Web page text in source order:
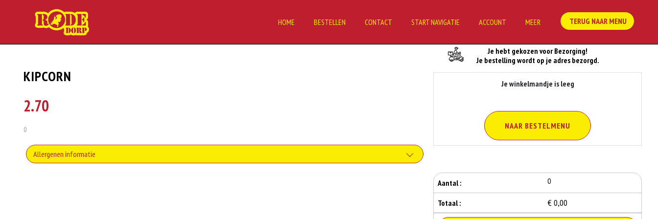
HOME BESTELLEN CONTACT START NAVIGATIE ACCOUNT MEER TERUG NAAR MENU
KIPCORN
2.70
0
Allergenen informatie
Je hebt gekozen voor Bezorging!
Je bestelling wordt op je adres bezorgd.
Je winkelmandje is leeg
NAAR BESTELMENU
Aantal : 0
Totaal : € 0,00
Je Bestelling